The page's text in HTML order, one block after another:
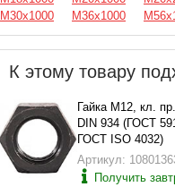
М30х1000
М36х1000
К этому товару
Гайка М12, кл.
DIN 934 (ГОСТ
ГОСТ ISO 4032)
Артикул:
Получить